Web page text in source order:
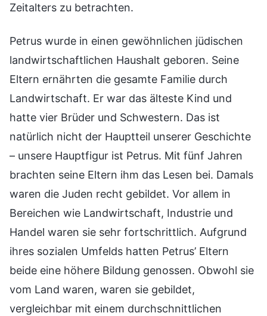
Zeitalters zu betrachten.
Petrus wurde in einen gewöhnlichen jüdischen
landwirtschaftlichen Haushalt geboren. Seine
Eltern ernährten die gesamte Familie durch
Landwirtschaft. Er war das älteste Kind und
hatte vier Brüder und Schwestern. Das ist
natürlich nicht der Hauptteil unserer Geschichte
– unsere Hauptfigur ist Petrus. Mit fünf Jahren
brachten seine Eltern ihm das Lesen bei. Damals
waren die Juden recht gebildet. Vor allem in
Bereichen wie Landwirtschaft, Industrie und
Handel waren sie sehr fortschrittlich. Aufgrund
ihres sozialen Umfelds hatten Petrus’ Eltern
beide eine höhere Bildung genossen. Obwohl sie
vom Land waren, waren sie gebildet,
vergleichbar mit einem durchschnittlichen